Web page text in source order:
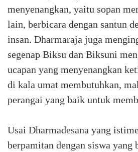
menyenangkan, yaitu sopan
lain, berbicara dengan santun
insan. Dharmaraja juga
segenap Biksu dan Biksuni
ucapan yang menyenangkan
di kala umat membutuhkan,
perangai yang baik untuk
Usai Dharmadesana yang
berpamitan dengan siswa yang